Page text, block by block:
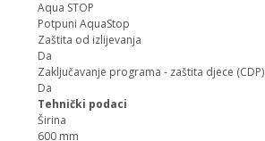
Aqua STOP
Potpuni AquaStop
Zaštita od izlijevanja
Da
Zaključavanje programa - zaštita djece (CDP)
Da
Tehnički podaci
Širina
600 mm